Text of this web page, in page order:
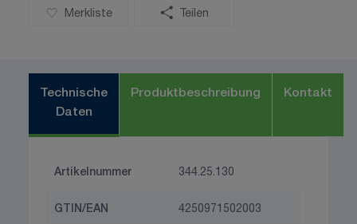
Merkliste Teilen
Technische
Daten
Produktbeschreibung Kontakt
Artikelnummer 344.25.130
GTIN/EAN 4250971502003